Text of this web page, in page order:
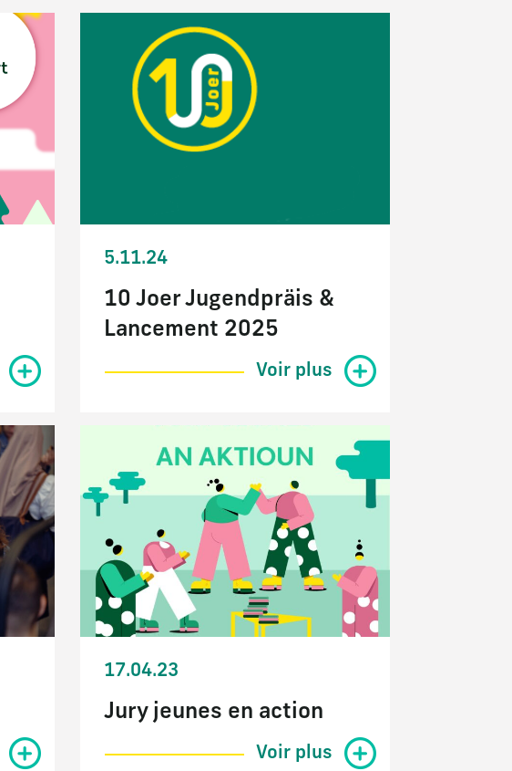
5.11.24
10 Joer Jugendpräis &
Lancement 2025
Voir plus
17.04.23
Jury jeunes en action
Voir plus